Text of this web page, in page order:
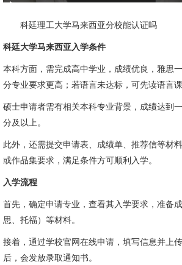
科廷理工大学马来西亚分校能认证吗
科廷大学马来西亚入学条件
本科方面，需完成高中学业，成绩优良，雅思
分专业要求更高；若语言未达标，可先读语言课
硕士申请者需有相关本科专业背景，成绩达到
分及以上。
此外，还需提交申请表、成绩单、推荐信等材
或作品集要求，满足条件方可顺利入学。
入学流程
首先，确定申请专业，查看其入学要求，准备
思、托福）等材料。
接着，通过学校官网在线申请，填写信息并上
后，会发放录取通知书。